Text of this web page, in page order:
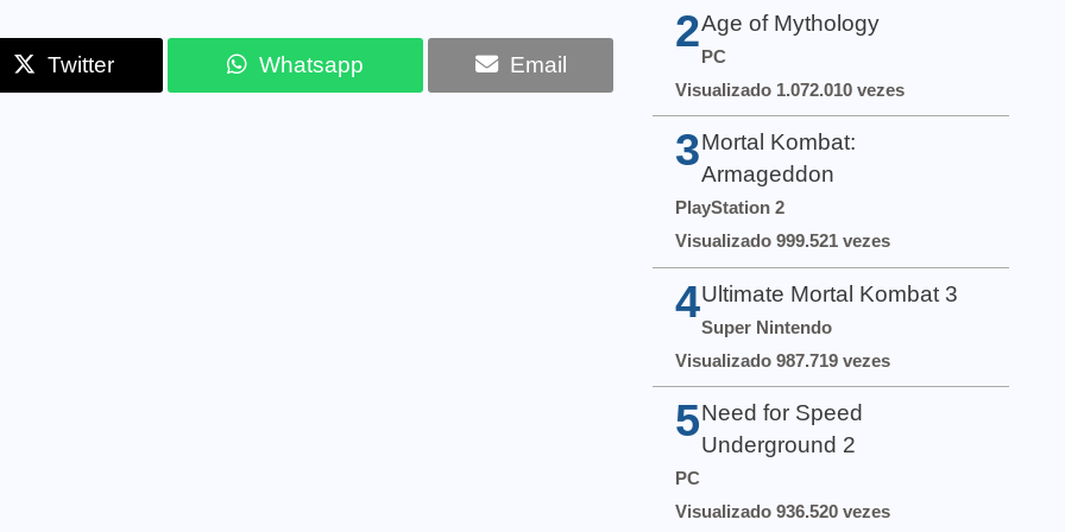
Twitter Whatsapp Email
2Age of Mythology
PC
Visualizado 1.072.010 vezes
3 Mortal Kombat:
Armageddon
PlayStation 2
Visualizado 999.521 vezes
4 Ultimate Mortal Kombat 3
Super Nintendo
Visualizado 987.719 vezes
5 Need for Speed
Underground 2
PC
Visualizado 936.520 vezes